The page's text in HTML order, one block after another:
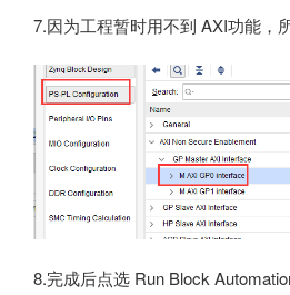
7.因为工程暂时用不到 AXI功能，
8.完成后点选 Run Block